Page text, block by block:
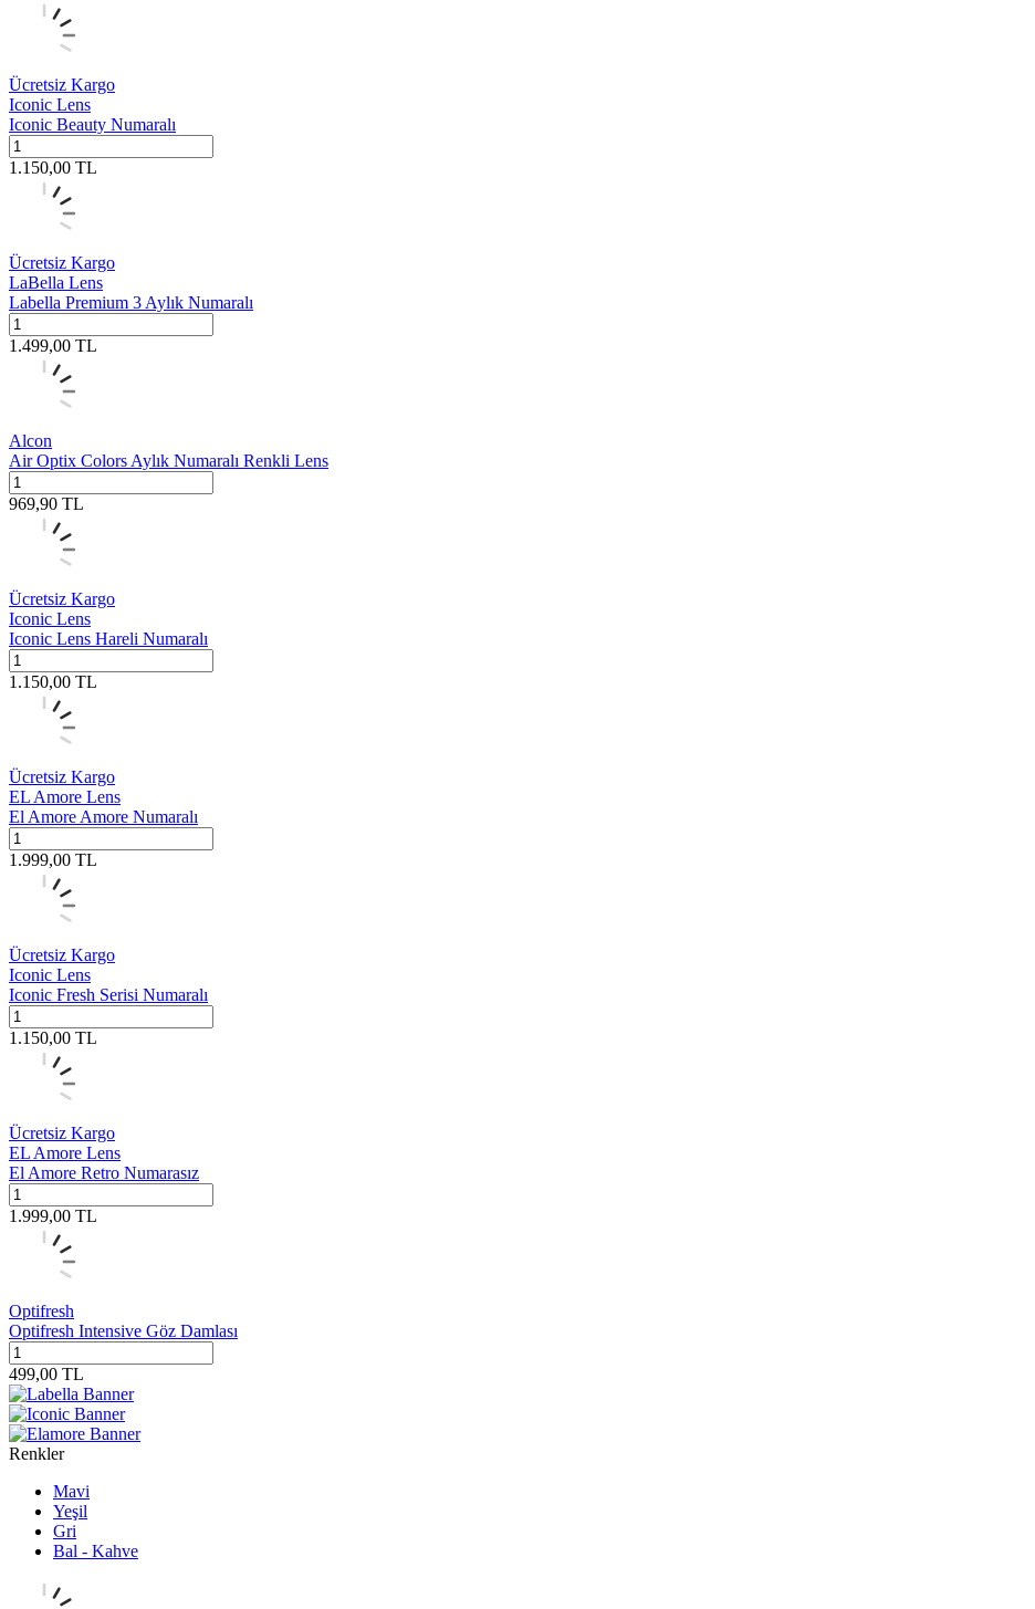
Ücretsiz Kargo
Iconic Lens
Iconic Beauty Numaralı
1.150,00 TL
Ücretsiz Kargo
LaBella Lens
Labella Premium 3 Aylık Numaralı
1.499,00 TL
Alcon
Air Optix Colors Aylık Numaralı Renkli Lens
969,90 TL
Ücretsiz Kargo
Iconic Lens
Iconic Lens Hareli Numaralı
1.150,00 TL
Ücretsiz Kargo
EL Amore Lens
El Amore Amore Numaralı
1.999,00 TL
Ücretsiz Kargo
Iconic Lens
Iconic Fresh Serisi Numaralı
1.150,00 TL
Ücretsiz Kargo
EL Amore Lens
El Amore Retro Numarasız
1.999,00 TL
Optifresh
Optifresh Intensive Göz Damlası
499,00 TL
Renkler
Mavi
Yeşil
Gri
Bal - Kahve